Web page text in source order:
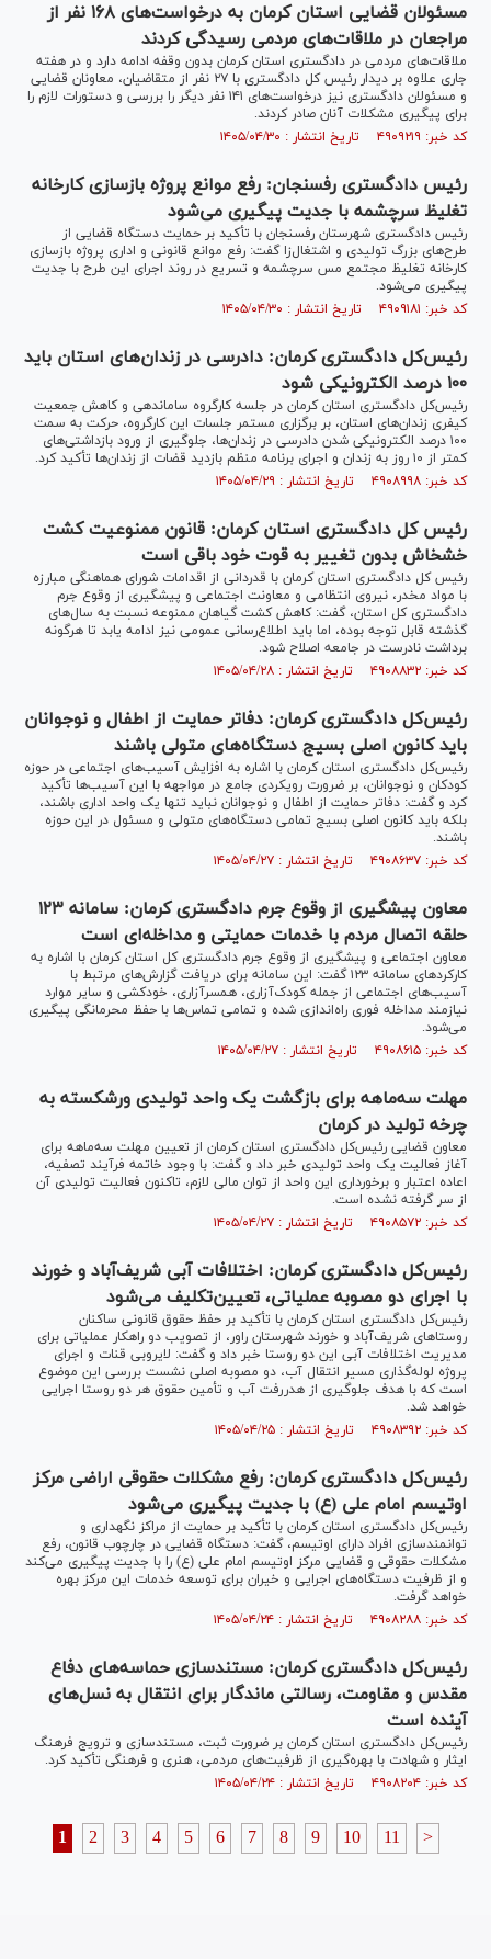
مسئولان قضایی استان کرمان به درخواست‌های ۱۶۸ نفر از
مراجعان در ملاقات‌های مردمی رسیدگی کردند
ملاقات‌های مردمی در دادگستری استان کرمان بدون وقفه ادامه دارد و در هفته
جاری علاوه بر دیدار رئیس کل دادگستری با ۲۷ نفر از متقاضیان، معاونان قضایی
و مسئولان دادگستری نیز درخواست‌های ۱۴۱ نفر دیگر را بررسی و دستورات لازم را
برای پیگیری مشکلات آنان صادر کردند.
کد خبر: ۴۹۰۹۲۱۹ تاریخ انتشار : ۱۴۰۵/۰۴/۳۰
رئیس دادگستری رفسنجان: رفع موانع پروژه بازسازی کارخانه
تغلیظ سرچشمه با جدیت پیگیری می‌شود
رئیس دادگستری شهرستان رفسنجان با تأکید بر حمایت دستگاه قضایی از
طرح‌های بزرگ تولیدی و اشتغال‌زا گفت: رفع موانع قانونی و اداری پروژه بازسازی
کارخانه تغلیظ مجتمع مس سرچشمه و تسریع در روند اجرای این طرح با جدیت
پیگیری می‌شود.
کد خبر: ۴۹۰۹۱۸۱ تاریخ انتشار : ۱۴۰۵/۰۴/۳۰
رئیس‌کل دادگستری کرمان: دادرسی در زندان‌های استان باید
۱۰۰ درصد الکترونیکی شود
رئیس‌کل دادگستری استان کرمان در جلسه کارگروه ساماندهی و کاهش جمعیت
کیفری زندان‌های استان، بر برگزاری مستمر جلسات این کارگروه، حرکت به سمت
۱۰۰ درصد الکترونیکی شدن دادرسی در زندان‌ها، جلوگیری از ورود بازداشتی‌های
کمتر از ۱۰ روز به زندان و اجرای برنامه منظم بازدید قضات از زندان‌ها تأکید کرد.
کد خبر: ۴۹۰۸۹۹۸ تاریخ انتشار : ۱۴۰۵/۰۴/۲۹
رئیس کل دادگستری استان کرمان: قانون ممنوعیت کشت
خشخاش بدون تغییر به قوت خود باقی است
رئیس کل دادگستری استان کرمان با قدردانی از اقدامات شورای هماهنگی مبارزه
با مواد مخدر، نیروی انتظامی و معاونت اجتماعی و پیشگیری از وقوع جرم
دادگستری کل استان، گفت: کاهش کشت گیاهان ممنوعه نسبت به سال‌های
گذشته قابل توجه بوده، اما باید اطلاع‌رسانی عمومی نیز ادامه یابد تا هرگونه
برداشت نادرست در جامعه اصلاح شود.
کد خبر: ۴۹۰۸۸۳۲ تاریخ انتشار : ۱۴۰۵/۰۴/۲۸
رئیس‌کل دادگستری کرمان: دفاتر حمایت از اطفال و نوجوانان
باید کانون اصلی بسیج دستگاه‌های متولی باشند
رئیس‌کل دادگستری استان کرمان با اشاره به افزایش آسیب‌های اجتماعی در حوزه
کودکان و نوجوانان، بر ضرورت رویکردی جامع در مواجهه با این آسیب‌ها تأکید
کرد و گفت: دفاتر حمایت از اطفال و نوجوانان نباید تنها یک واحد اداری باشند،
بلکه باید کانون اصلی بسیج تمامی دستگاه‌های متولی و مسئول در این حوزه
باشند.
کد خبر: ۴۹۰۸۶۳۷ تاریخ انتشار : ۱۴۰۵/۰۴/۲۷
معاون پیشگیری از وقوع جرم دادگستری کرمان: سامانه ۱۲۳
حلقه اتصال مردم با خدمات حمایتی و مداخله‌ای است
معاون اجتماعی و پیشگیری از وقوع جرم دادگستری کل استان کرمان با اشاره به
کارکردهای سامانه ۱۲۳ گفت: این سامانه برای دریافت گزارش‌های مرتبط با
آسیب‌های اجتماعی از جمله کودک‌آزاری، همسرآزاری، خودکشی و سایر موارد
نیازمند مداخله فوری راه‌اندازی شده و تمامی تماس‌ها با حفظ محرمانگی پیگیری
می‌شود.
کد خبر: ۴۹۰۸۶۱۵ تاریخ انتشار : ۱۴۰۵/۰۴/۲۷
مهلت سه‌ماهه برای بازگشت یک واحد تولیدی ورشکسته به
چرخه تولید در کرمان
معاون قضایی رئیس‌کل دادگستری استان کرمان از تعیین مهلت سه‌ماهه برای
آغاز فعالیت یک واحد تولیدی خبر داد و گفت: با وجود خاتمه فرآیند تصفیه،
اعاده اعتبار و برخورداری این واحد از توان مالی لازم، تاکنون فعالیت تولیدی آن
از سر گرفته نشده است.
کد خبر: ۴۹۰۸۵۷۲ تاریخ انتشار : ۱۴۰۵/۰۴/۲۷
رئیس‌کل دادگستری کرمان: اختلافات آبی شریف‌آباد و خورند
با اجرای دو مصوبه عملیاتی، تعیین‌تکلیف می‌شود
رئیس‌کل دادگستری استان کرمان با تأکید بر حفظ حقوق قانونی ساکنان
روستا‌های شریف‌آباد و خورند شهرستان راور، از تصویب دو راهکار عملیاتی برای
مدیریت اختلافات آبی این دو روستا خبر داد و گفت: لایروبی قنات و اجرای
پروژه لوله‌گذاری مسیر انتقال آب، دو مصوبه اصلی نشست بررسی این موضوع
است که با هدف جلوگیری از هدررفت آب و تأمین حقوق هر دو روستا اجرایی
خواهد شد.
کد خبر: ۴۹۰۸۳۹۲ تاریخ انتشار : ۱۴۰۵/۰۴/۲۵
رئیس‌کل دادگستری کرمان: رفع مشکلات حقوقی اراضی مرکز
اوتیسم امام علی (ع) با جدیت پیگیری می‌شود
رئیس‌کل دادگستری استان کرمان با تأکید بر حمایت از مراکز نگهداری و
توانمندسازی افراد دارای اوتیسم، گفت: دستگاه قضایی در چارچوب قانون، رفع
مشکلات حقوقی و قضایی مرکز اوتیسم امام علی (ع) را با جدیت پیگیری می‌کند
و از ظرفیت دستگاه‌های اجرایی و خیران برای توسعه خدمات این مرکز بهره
خواهد گرفت.
کد خبر: ۴۹۰۸۲۸۸ تاریخ انتشار : ۱۴۰۵/۰۴/۲۴
رئیس‌کل دادگستری کرمان: مستندسازی حماسه‌های دفاع
مقدس و مقاومت، رسالتی ماندگار برای انتقال به نسل‌های
آینده است
رئیس‌کل دادگستری استان کرمان بر ضرورت ثبت، مستندسازی و ترویج فرهنگ
ایثار و شهادت با بهره‌گیری از ظرفیت‌های مردمی، هنری و فرهنگی تأکید کرد.
کد خبر: ۴۹۰۸۲۰۴ تاریخ انتشار : ۱۴۰۵/۰۴/۲۴
1 2 3 4 5 6 7 8 9 10 11 >